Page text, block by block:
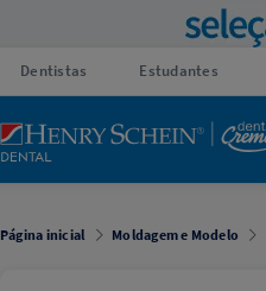
Dentistas Estudantes
Página inicial Moldagem e Modelo